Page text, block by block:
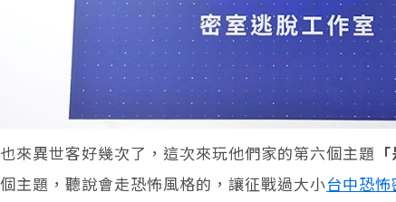
來異世客好幾次了，這次來玩他們家的第六個主題
主題，聽說會走恐怖風格的，讓征戰過大小台中恐怖